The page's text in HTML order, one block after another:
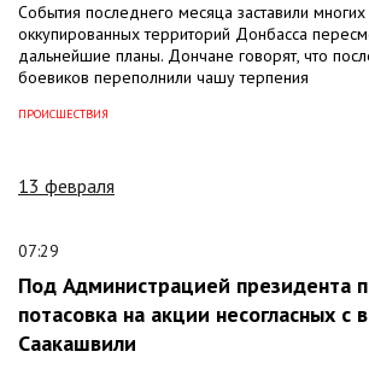
События последнего месяца заставили
оккупированных территорий Донбасса
дальнейшие планы. Дончане говорят, что
боевиков переполнили чашу терпения
ПРОИСШЕСТВИЯ
13 февраля
07:29
Под Администрацией президента
потасовка на акции несогласных с
Саакашвили